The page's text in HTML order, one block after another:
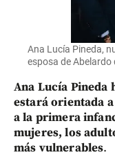
Ana Lucía Pineda,
esposa de Abelardo
Ana Lucía Pineda
estará orientada
a la primera
mujeres, los
más vulnerables.